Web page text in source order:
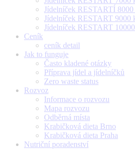
Jídelníček RESTARTÍ 8000
Jídelníček RESTART 9000
Jídelníček RESTART
Ceník
ceník detail
Jak to funguje
Často kladené otázky
Příprava jídel a jídelníčků
Zero waste status
Rozvoz
Informace o rozvozu
Mapa rozvozu
Odběrná místa
Krabičková dieta Brno
Krabičková dieta Praha
Nutriční poradenství